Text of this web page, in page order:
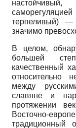
терпеливый) —
значимо
В целом,
большей
качественный
относительно
между
славяне и
протяжении
Восточно-
традиционный